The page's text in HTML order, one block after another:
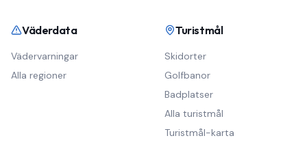
Väderdata
Vädervarningar
Alla regioner
Turistmål
Skidorter
Golfbanor
Badplatser
Alla turistmål
Turistmål-karta